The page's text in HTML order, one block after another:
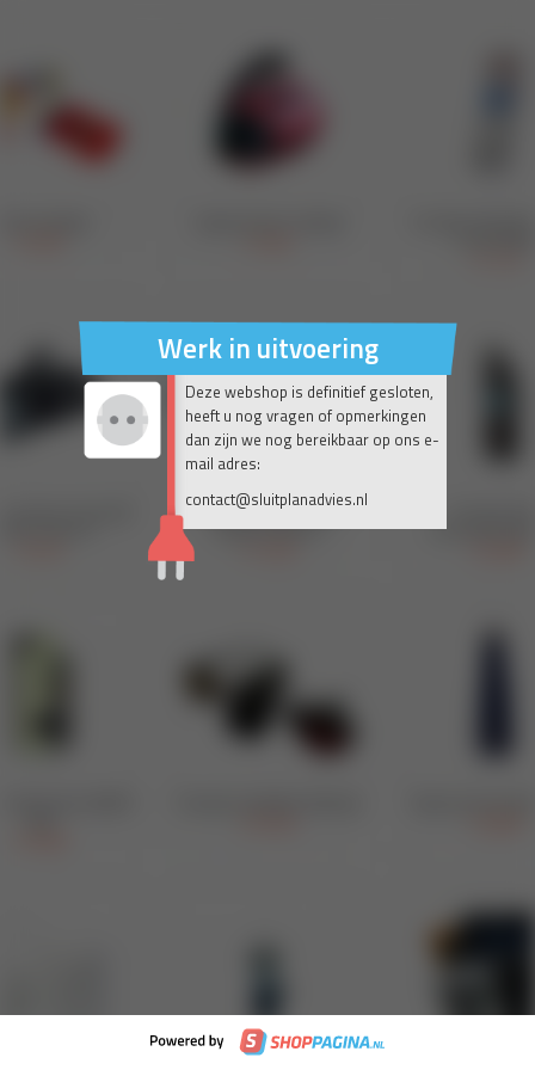
Werk in uitvoering
Deze webshop is definitief gesloten,
heeft u nog vragen of opmerkingen
dan zijn we nog bereikbaar op ons e-
mail adres:
contact@sluitplanadvies.nl